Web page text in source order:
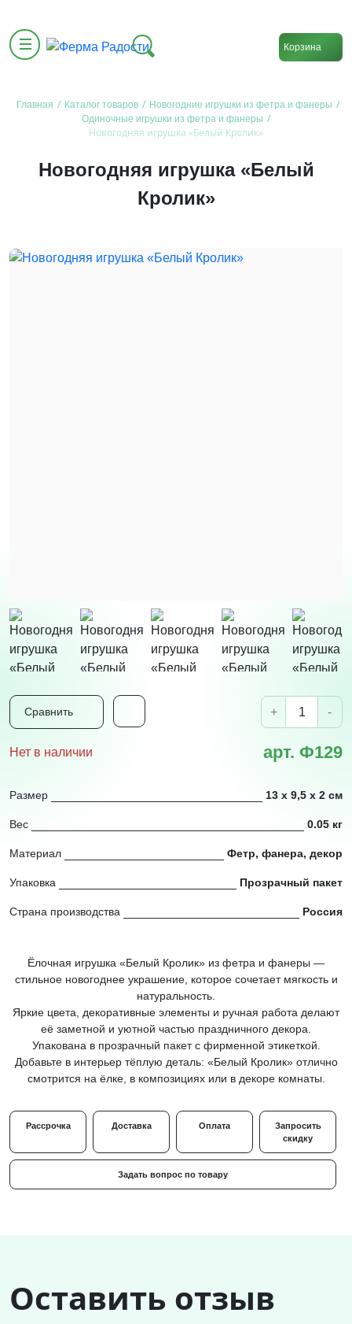
Корзина
Главная / Каталог товаров / Новогодние игрушки из фетра и фанеры /
Одиночные игрушки из фетра и фанеры /
Новогодняя игрушка «Белый Кролик»
Новогодняя игрушка «Белый
Кролик»
Сравнить + -
Нет в наличии арт. Ф129
Размер 13 х 9,5 х 2 см
Вес 0.05 кг
Материал Фетр, фанера, декор
Упаковка Прозрачный пакет
Страна производства Россия
Ёлочная игрушка «Белый Кролик» из фетра и фанеры —
стильное новогоднее украшение, которое сочетает мягкость и
натуральность.
Яркие цвета, декоративные элементы и ручная работа делают
её заметной и уютной частью праздничного декора.
Упакована в прозрачный пакет с фирменной этикеткой.
Добавьте в интерьер тёплую деталь: «Белый Кролик» отлично
смотрится на ёлке, в композициях или в декоре комнаты.
Рассрочка Доставка Оплата
Запросить
скидку
Задать вопрос по товару
Оставить отзыв